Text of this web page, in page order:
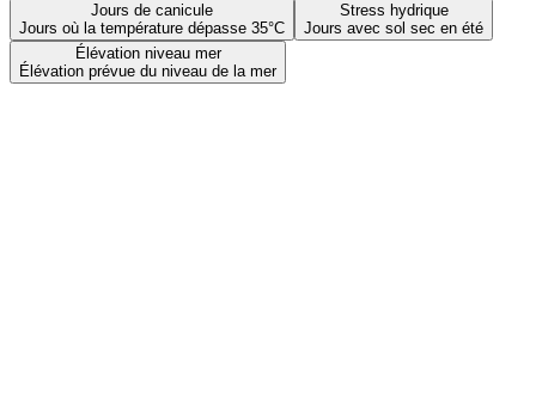
Jours de canicule
Jours où la température dépasse 35°C
Stress hydrique
Jours avec sol sec en été
Élévation niveau mer
Élévation prévue du niveau de la mer